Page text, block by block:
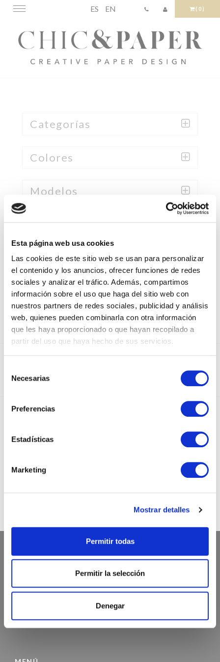
Esta página web usa cookies
Las cookies de este sitio web se usan para personalizar
el contenido y los anuncios, ofrecer funciones de redes
sociales y analizar el tráfico. Además, compartimos
información sobre el uso que haga del sitio web con
nuestros partners de redes sociales, publicidad y análisis
web, quienes pueden combinarla con otra información
que les haya proporcionado o que hayan recopilado a
partir del uso que haya hecho de sus servicios.
Necesarias
Preferencias
Estadísticas
Marketing
Mostrar detalles
Permitir todas
Permitir la selección
Denegar
(0)
ES EN
Toggle
Categorías
Colores
Modelos
ECOWATERPROOF PAPER FOR
AZUL BEBÉ / NEGRO
Somos los fabricantes de packaging más chic para tu
ATENCIÓN AL CLIENTE
972 468 240
INFO@CHICANDPAPER.COM
C/ DE LA MÒDEGA 17-19 17457 RIUDELLOTS DE LA SELVA